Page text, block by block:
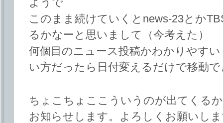
このまま続けていくとnews-23とか
るかなーと思いまして（今考えた）
何個目のニュース投稿かわかりやす
い方だったら日付変えるだけで移動
ちょこちょここういうのが出てくる
お知らせします。よろしくお願いし